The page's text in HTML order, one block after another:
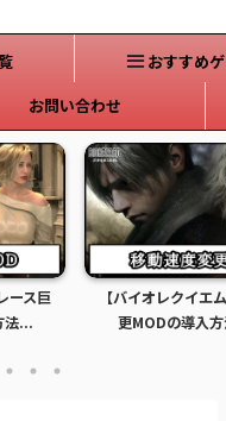
おすすめ
お問い合わせ
ース巨
法...
【バイオレクイエ
更MODの導入